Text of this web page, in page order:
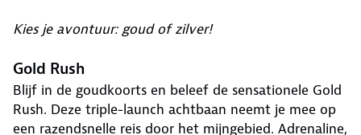
Kies je avontuur: goud of zilver!
Gold Rush
Blijf in de goudkoorts en beleef de sensationele Gold
Rush. Deze triple-launch achtbaan neemt je mee op
een razendsnelle reis door het mijngebied. Adrenaline,